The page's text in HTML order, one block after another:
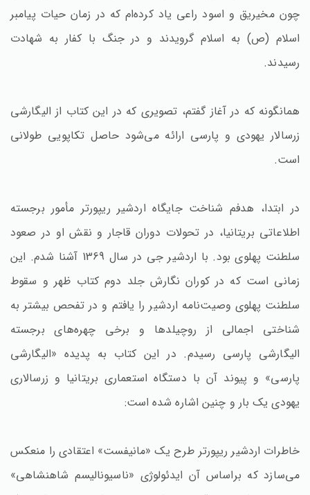
چون مخیریق و اسود راعی یاد کرده‌ام که در زمان حیات پیامبر
اسلام (ص) به اسلام گرویدند و در جنگ با کفار به شهادت
رسیدند.
همانگونه که در آغاز گفتم، تصویری که در این کتاب از الیگارشی
زرسالار یهودی و پارسی ارائه می‌شود حاصل تکاپویی طولانی
است.
در ابتدا، هدفم شناخت جایگاه اردشیر ریپورتر مأمور برجسته
اطلاعاتی بریتانیا، در تحولات دوران قاجار و نقش او در صعود
سلطنت پهلوی بود. با اردشیر جی در سال 1369 آشنا شدم. این
زمانی است که در کوران نگارش جلد دوم کتاب ظهر و سقوط
سلطنت پهلوی وصیت‌نامه اردشیر را یافتم و در تفحص بیشتر به
شناختی اجمالی از روچیلدها و برخی چهره‌های برجسته
الیگارشی پارسی رسیدم. در این کتاب به پدیده «الیگارشی
پارسی» و پیوند آن با دستگاه استعماری بریتانیا و زرسالاری
یهودی یک بار و چنین اشاره شده است:
خاطرات اردشیر ریپورتر طرح یک «مانیفست» اعتقادی را منعکس
می‌سازد که براساس آن ایدئولوژی «ناسیونالیسم شاهنشاهی»